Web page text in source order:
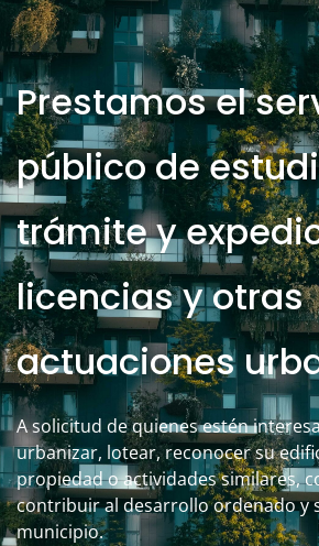
Prestamos el
público de
trámite y
licencias y otras
actuaciones
A solicitud de quienes estén
urbanizar, lotear, reconocer su
propiedad o actividades similares,
contribuir al desarrollo ordenado y
municipio.